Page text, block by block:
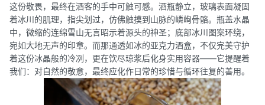
这份敬畏，最终在酒客的手中可触可感。酒瓶静立，玻璃表面凝固
着冰川的肌理，指尖划过，仿佛触摸到山脉的嶙峋骨骼。瓶盖水晶
中，微缩的连绵雪山无言昭示着源头的神圣；底部冰川图案环绕，
宛如大地无声的印章。而那通透如冰的亚克力酒盒，不仅完美守护
着这份冰晶般的冷冽，更在饮尽琼浆后化身实用容器——它提醒着
我们：对自然的敬意，最终应化作日常的珍惜与循环往复的善用。